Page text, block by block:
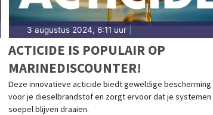
3 augustus 2024, 6:11 uur|
ACTICIDE IS POPULAIR OP
MARINEDISCOUNTER!
Deze innovatieve acticide biedt geweldige bescherming
voor je dieselbrandstof en zorgt ervoor dat je systemen
soepel blijven draaien.